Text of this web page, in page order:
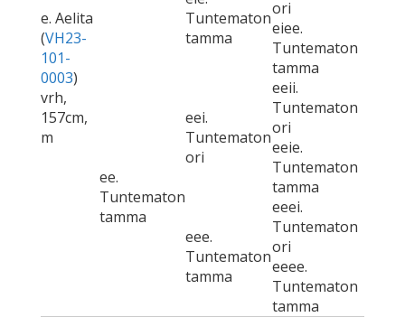
e. Aelita
(VH23-
101-
0003)
vrh,
157cm,
m
Tuntematon
tamma
ori
eiee.
Tuntematon
tamma
ee.
Tuntematon
tamma
eei.
Tuntematon
ori
eeii.
Tuntematon
ori
eeie.
Tuntematon
tamma
eee.
Tuntematon
tamma
eeei.
Tuntematon
ori
eeee.
Tuntematon
tamma